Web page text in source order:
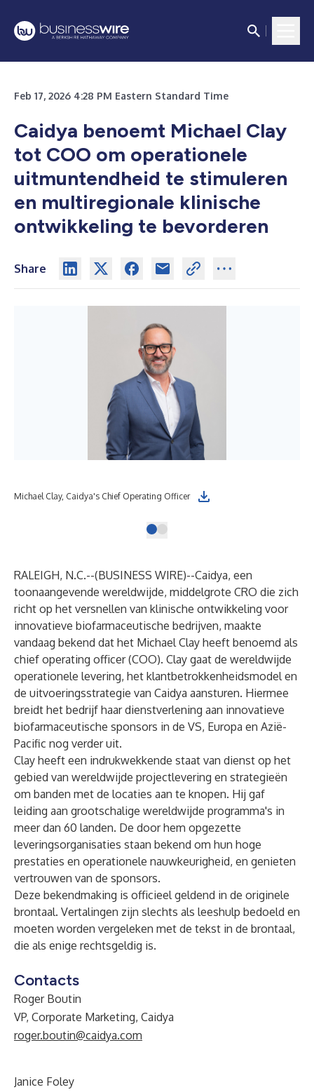
Feb 17, 2026 4:28 PM Eastern Standard Time
Caidya benoemt Michael Clay
tot COO om operationele
uitmuntendheid te stimuleren
en multiregionale klinische
ontwikkeling te bevorderen
Share
Michael Clay, Caidya's Chief Operating Officer
RALEIGH, N.C.--(BUSINESS WIRE)--Caidya, een
toonaangevende wereldwijde, middelgrote CRO die zich
richt op het versnellen van klinische ontwikkeling voor
innovatieve biofarmaceutische bedrijven, maakte
vandaag bekend dat het Michael Clay heeft benoemd als
chief operating officer (COO). Clay gaat de wereldwijde
operationele levering, het klantbetrokkenheidsmodel en
de uitvoeringsstrategie van Caidya aansturen. Hiermee
breidt het bedrijf haar dienstverlening aan innovatieve
biofarmaceutische sponsors in de VS, Europa en Azië-
Pacific nog verder uit.
Clay heeft een indrukwekkende staat van dienst op het
gebied van wereldwijde projectlevering en strategieën
om banden met de locaties aan te knopen. Hij gaf
leiding aan grootschalige wereldwijde programma's in
meer dan 60 landen. De door hem opgezette
leveringsorganisaties staan bekend om hun hoge
prestaties en operationele nauwkeurigheid, en genieten
vertrouwen van de sponsors.
Deze bekendmaking is officieel geldend in de originele
brontaal. Vertalingen zijn slechts als leeshulp bedoeld en
moeten worden vergeleken met de tekst in de brontaal,
die als enige rechtsgeldig is.
Contacts
Roger Boutin
VP, Corporate Marketing, Caidya
roger.boutin@caidya.com
Janice Foley